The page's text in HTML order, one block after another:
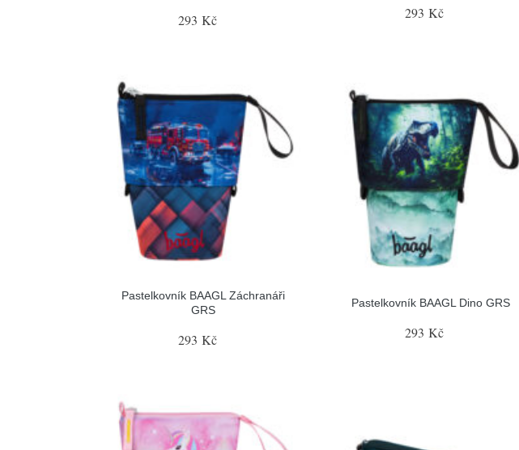
293 Kč 293 Kč
Pastelkovník BAAGL Záchranáři
GRS
293 Kč
Pastelkovník BAAGL Dino GRS
293 Kč